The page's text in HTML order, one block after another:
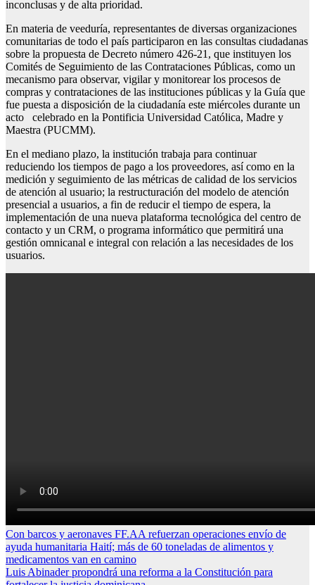
inconclusas y de alta prioridad.
En materia de veeduría, representantes de diversas organizaciones
comunitarias de todo el país participaron en las consultas ciudadanas
sobre la propuesta de Decreto número 426-21, que instituyen los
Comités de Seguimiento de las Contrataciones Públicas, como un
mecanismo para observar, vigilar y monitorear los procesos de
compras y contrataciones de las instituciones públicas y la Guía que
fue puesta a disposición de la ciudadanía este miércoles durante un
acto celebrado en la Pontificia Universidad Católica, Madre y
Maestra (PUCMM).
En el mediano plazo, la institución trabaja para continuar
reduciendo los tiempos de pago a los proveedores, así como en la
medición y seguimiento de las métricas de calidad de los servicios
de atención al usuario; la restructuración del modelo de atención
presencial a usuarios, a fin de reducir el tiempo de espera, la
implementación de una nueva plataforma tecnológica del centro de
contacto y un CRM, o programa informático que permitirá una
gestión omnicanal e integral con relación a las necesidades de los
usuarios.
Navegación
de
entradas
Con barcos y aeronaves FF.AA refuerzan operaciones envío de
ayuda humanitaria Haití; más de 60 toneladas de alimentos y
medicamentos van en camino
Luis Abinader propondrá una reforma a la Constitución para